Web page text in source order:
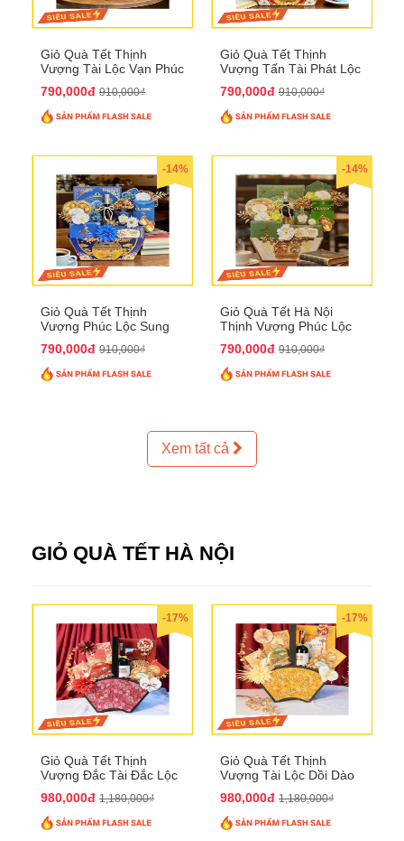
Giỏ Quà Tết Thịnh
Vượng Tài Lộc Vạn Phúc
790,000đ 910,000₫
Giỏ Quà Tết Thịnh
Vượng Tấn Tài Phát Lộc
790,000đ 910,000₫
-14%
Giỏ Quà Tết Thịnh
Vượng Phúc Lộc Sung
790,000đ 910,000₫
-14%
Giỏ Quà Tết Hà Nội
Thịnh Vượng Phúc Lộc
790,000đ 910,000₫
Xem tất cả
GIỎ QUÀ TẾT HÀ NỘI
-17%
Giỏ Quà Tết Thịnh
Vượng Đắc Tài Đắc Lộc
980,000đ 1,180,000₫
-17%
Giỏ Quà Tết Thịnh
Vượng Tài Lộc Dồi Dào
980,000đ 1,180,000₫